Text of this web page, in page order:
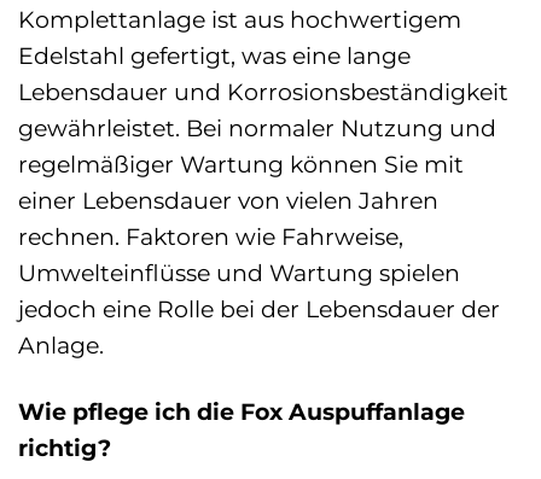
Komplettanlage ist aus hochwertigem
Edelstahl gefertigt, was eine lange
Lebensdauer und Korrosionsbeständigkeit
gewährleistet. Bei normaler Nutzung und
regelmäßiger Wartung können Sie mit
einer Lebensdauer von vielen Jahren
rechnen. Faktoren wie Fahrweise,
Umwelteinflüsse und Wartung spielen
jedoch eine Rolle bei der Lebensdauer der
Anlage.
Wie pflege ich die Fox Auspuffanlage
richtig?